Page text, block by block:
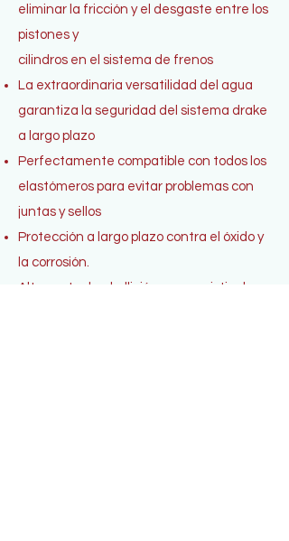
eliminar la fricción y el desgaste entre los
pistones y
cilindros en el sistema de frenos
La extraordinaria versatilidad del agua
garantiza la seguridad del sistema drake
a largo plazo
Perfectamente compatible con todos los
elastómeros para evitar problemas con
juntas y sellos
Protección a largo plazo contra el óxido y
la corrosión.
Alto punto de ebullición para resistir el